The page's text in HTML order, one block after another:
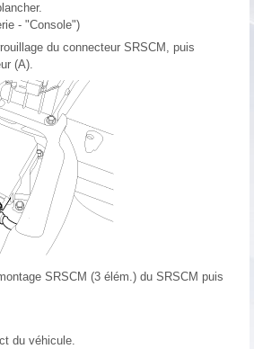
- "Console")
du connecteur SRSCM, puis
(A).
SRSCM (3 élém.) du SRSCM puis
du véhicule.